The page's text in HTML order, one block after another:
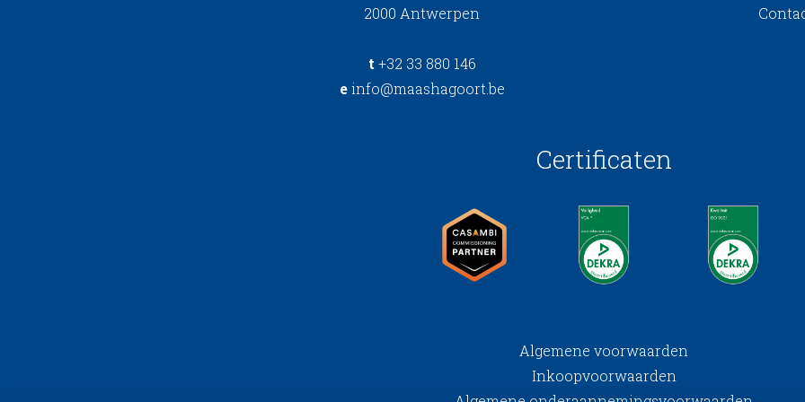
2000 Antwerpen
t +32 33 880 146
einfo@maashagoort.be
Certificaten
Algemene voorwaarden
Inkoopvoorwaarden